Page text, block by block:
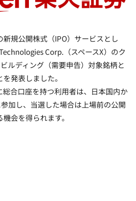
規公開株式（IPO）サービスとし
Corp.（スペースX）のク
ルディング（需要申告）対象銘柄と
発表しました。
総合口座を持つ利用者は、日本国内か
加し、当選した場合は上場前の公開
会を得られます。